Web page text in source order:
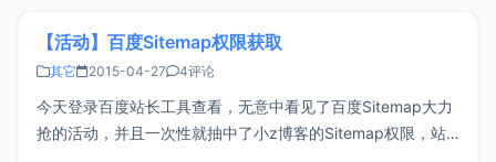
【活动】百度Sitemap权限获取
其它 2015-04-27 4评论
今天登录百度站长工具查看，无意中看见了百度Sitemap大力
抢的活动，并且一次性就抽中了小z博客的Sitemap权限，站